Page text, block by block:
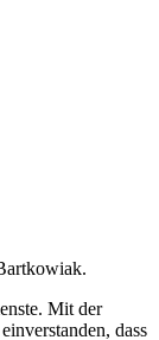
Mit der
dass